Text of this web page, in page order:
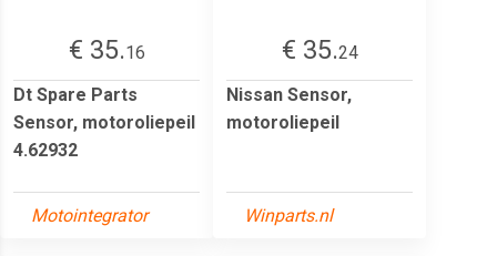
€ 35.16
Dt Spare Parts
Sensor, motoroliepeil
4.62932
Motointegrator
€ 35.24
Nissan Sensor,
motoroliepeil
Winparts.nl